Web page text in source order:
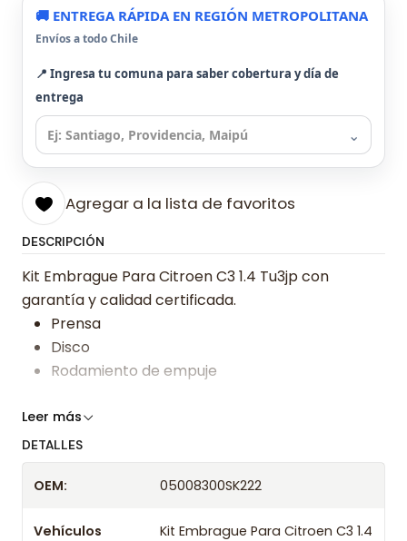
🚚 ENTREGA RÁPIDA EN REGIÓN METROPOLITANA
Envíos a todo Chile
📍 Ingresa tu comuna para saber cobertura y día de
entrega
⌄
Agregar a la lista de favoritos
DESCRIPCIÓN
Kit Embrague Para Citroen C3 1.4 Tu3jp con
garantía y calidad certificada.
Prensa
Disco
Rodamiento de empuje
Somos especialistas en embragues desde 2019,
tienda previo correo de confirmación.
Leer más
DETALLES
OEM: 05008300SK222
Vehículos
Kit Embrague Para Citroen C3 1.4